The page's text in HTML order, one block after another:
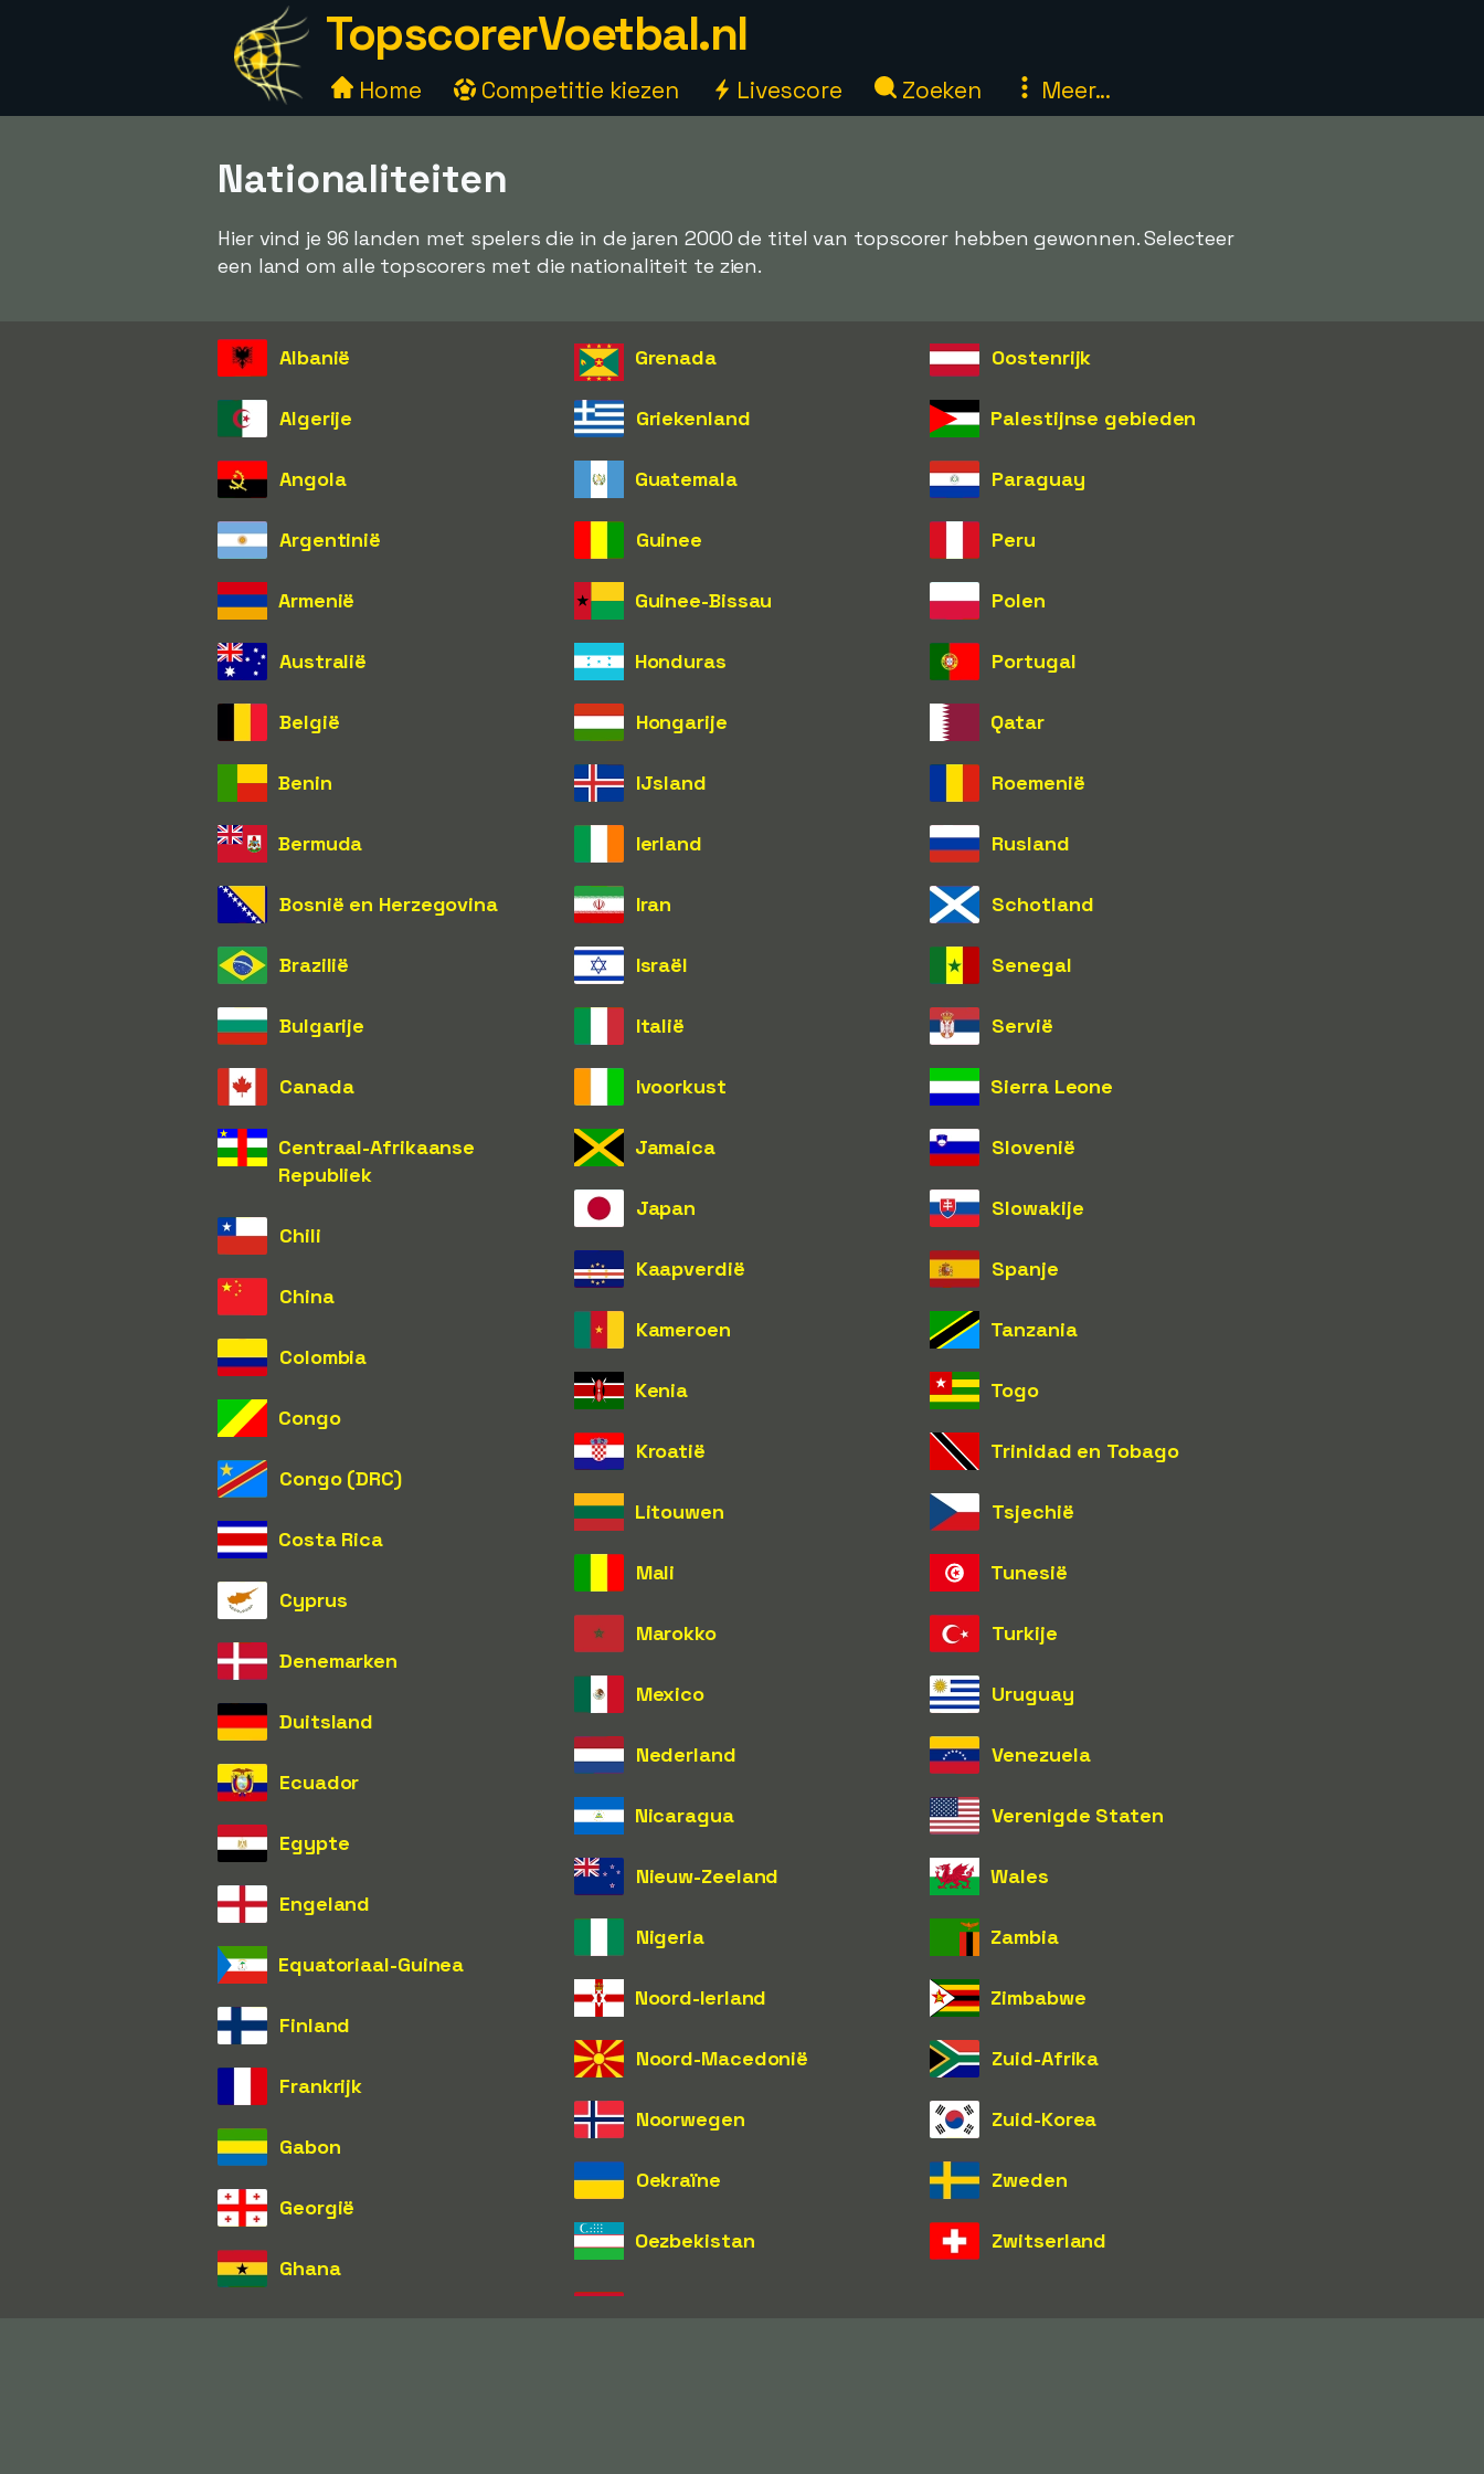
TopscorerVoetbal.nl
Home Competitie kiezen Livescore Zoeken Meer...
Nationaliteiten
Hier vind je 96 landen met spelers die in de jaren 2000 de titel van topscorer hebben gewonnen. Selecteer
een land om alle topscorers met die nationaliteit te zien.
Albanië
Algerije
Angola
Argentinië
Armenië
Australië
België
Benin
Bermuda
Bosnië en Herzegovina
Brazilië
Bulgarije
Canada
Centraal-Afrikaanse
Republiek
Chili
China
Colombia
Congo
Congo (DRC)
Costa Rica
Cyprus
Denemarken
Duitsland
Ecuador
Egypte
Engeland
Equatoriaal-Guinea
Finland
Frankrijk
Gabon
Georgië
Ghana
Grenada
Griekenland
Guatemala
Guinee
Guinee-Bissau
Honduras
Hongarije
IJsland
Ierland
Iran
Israël
Italië
Ivoorkust
Jamaica
Japan
Kaapverdië
Kameroen
Kenia
Kroatië
Litouwen
Mali
Marokko
Mexico
Nederland
Nicaragua
Nieuw-Zeeland
Nigeria
Noord-Ierland
Noord-Macedonië
Noorwegen
Oekraïne
Oezbekistan
Oostenrijk
Palestijnse gebieden
Paraguay
Peru
Polen
Portugal
Qatar
Roemenië
Rusland
Schotland
Senegal
Servië
Sierra Leone
Slovenië
Slowakije
Spanje
Tanzania
Togo
Trinidad en Tobago
Tsjechië
Tunesië
Turkije
Uruguay
Venezuela
Verenigde Staten
Wales
Zambia
Zimbabwe
Zuid-Afrika
Zuid-Korea
Zweden
Zwitserland